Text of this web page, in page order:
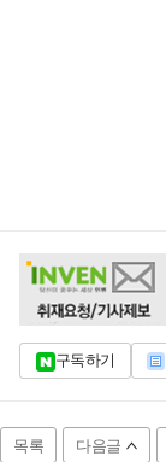
구독하기
목록 다음글